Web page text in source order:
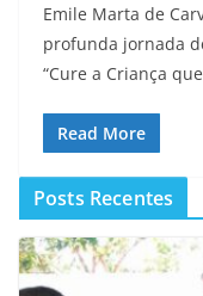
Emile Marta de
profunda jornada
“Cure a Criança
Read More
Posts Recentes